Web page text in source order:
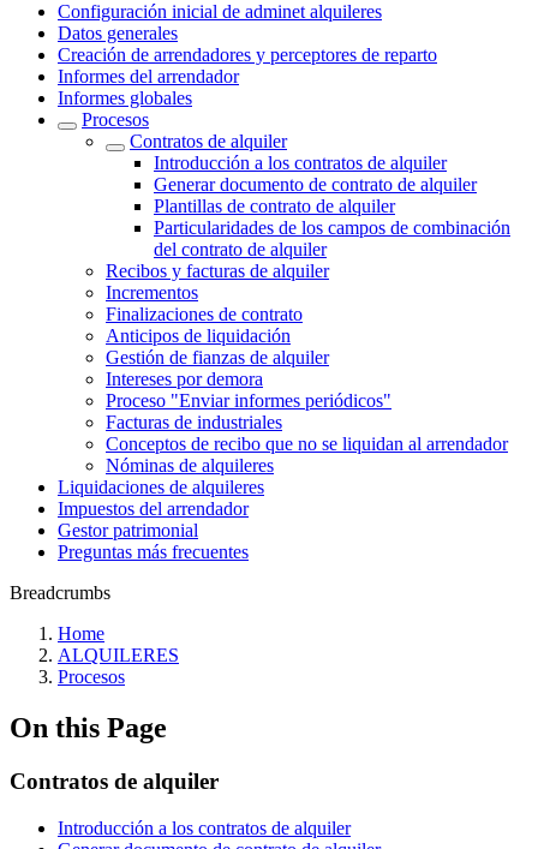
Configuración inicial de adminet alquileres
Datos generales
Creación de arrendadores y perceptores de reparto
Informes del arrendador
Informes globales
Procesos
Contratos de alquiler
Introducción a los contratos de alquiler
Generar documento de contrato de alquiler
Plantillas de contrato de alquiler
Particularidades de los campos de combinación
del contrato de alquiler
Recibos y facturas de alquiler
Incrementos
Finalizaciones de contrato
Anticipos de liquidación
Gestión de fianzas de alquiler
Intereses por demora
Proceso "Enviar informes periódicos"
Facturas de industriales
Conceptos de recibo que no se liquidan al arrendador
Nóminas de alquileres
Liquidaciones de alquileres
Impuestos del arrendador
Gestor patrimonial
Preguntas más frecuentes
Breadcrumbs
Home
ALQUILERES
Procesos
On this Page
Contratos de alquiler
Introducción a los contratos de alquiler